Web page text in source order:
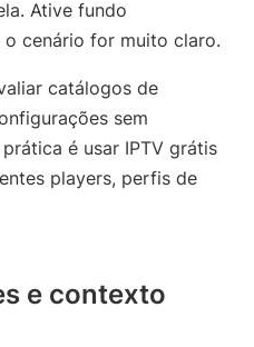
Ative fundo
o cenário for muito claro.
catálogos de
sem
é usar IPTV grátis
players, perfis de
e contexto